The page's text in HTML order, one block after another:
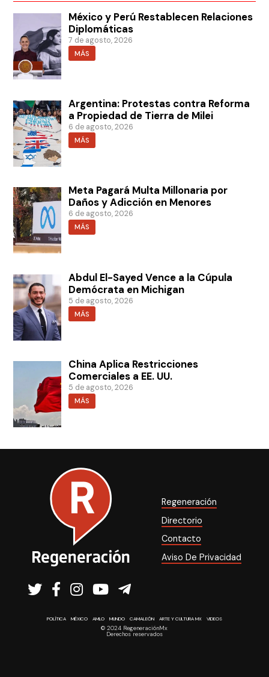
México y Perú Restablecen Relaciones
Diplomáticas
7 de agosto, 2026
MÁS
Argentina: Protestas contra Reforma
a Propiedad de Tierra de Milei
6 de agosto, 2026
MÁS
Meta Pagará Multa Millonaria por
Daños y Adicción en Menores
6 de agosto, 2026
MÁS
Abdul El-Sayed Vence a la Cúpula
Demócrata en Michigan
5 de agosto, 2026
MÁS
China Aplica Restricciones
Comerciales a EE. UU.
5 de agosto, 2026
MÁS
Regeneración
Directorio
Contacto
Aviso De Privacidad
POLÍTICA MÉXICO AMLO MUNDO CAMALEÓN ARTE Y CULTURA MX VIDEOS
© 2024 RegeneraciónMx
Derechos reservados